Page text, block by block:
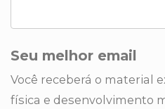
Seu melhor email
Você receberá o material
física e desenvolvimento